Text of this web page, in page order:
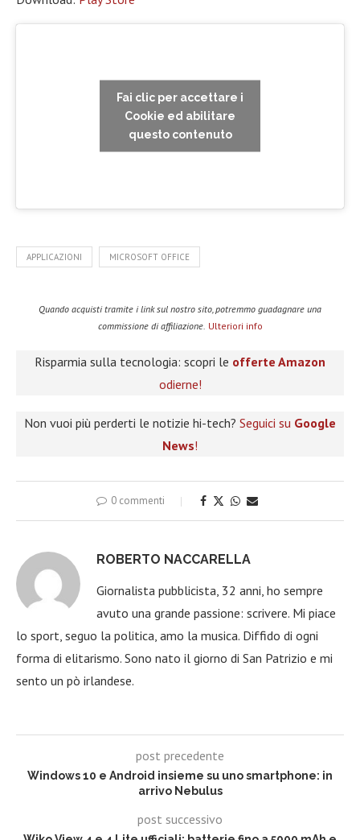
Fai clic per accettare i
Cookie ed abilitare
questo contenuto
APPLICAZIONI MICROSOFT OFFICE
Quando acquisti tramite i link sul nostro sito, potremmo guadagnare una
commissione di affiliazione. Ulteriori info
Risparmia sulla tecnologia: scopri le offerte Amazon
odierne!
Non vuoi più perderti le notizie hi-tech? Seguici su Google
News!
0 commenti
ROBERTO NACCARELLA
Giornalista pubblicista, 32 anni, ho sempre
avuto una grande passione: scrivere. Mi piace
lo sport, seguo la politica, amo la musica. Diffido di ogni
forma di elitarismo. Sono nato il giorno di San Patrizio e mi
sento un pò irlandese.
post precedente
Windows 10 e Android insieme su uno smartphone: in
arrivo Nebulus
post successivo